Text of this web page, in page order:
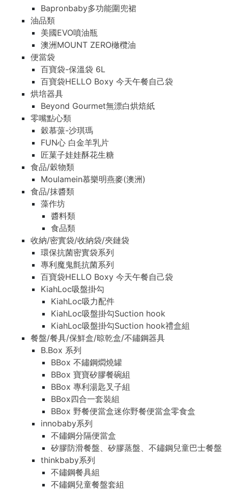
Bapronbaby多功能圍兜裙
油品類
美國EVO噴油瓶
澳洲MOUNT ZERO橄欖油
便當袋
百寶袋-保溫袋 6L
百寶袋HELLO Boxy 今天午餐自己袋
烘培器具
Beyond Gourmet無漂白烘焙紙
零嘴點心類
穀慕蒎-沙琪瑪
FUN心 白金羊乳片
匠菓子娃娃酥花生糖
食品/穀物類
Moulamein慕樂明燕麥(澳洲)
食品/抹醬類
藻作坊
醬料類
食品類
收納/密實袋/收納袋/夾鏈袋
環保抗菌密實袋系列
專利魔鬼氈抗菌系列
百寶袋HELLO Boxy 今天午餐自己袋
KiahLoc吸盤掛勾
KiahLoc吸力配件
KiahLoc吸盤掛勾Suction hook
KiahLoc吸盤掛勾Suction hook禮盒組
餐盤/餐具/保鮮盒/晾乾盒/不鏽鋼器具
B.Box 系列
BBox 不鏽鋼燜燒罐
BBox 寶寶矽膠餐碗組
BBox 專利湯匙叉子組
BBox四合一套裝組
BBox 野餐便當盒迷你野餐便當盒零食盒
innobaby系列
不鏽鋼分隔便當盒
矽膠防滑餐盤、矽膠蒸盤、不鏽鋼兒童巴士餐盤
thinkbaby系列
不鏽鋼餐具組
不鏽鋼兒童餐盤套組